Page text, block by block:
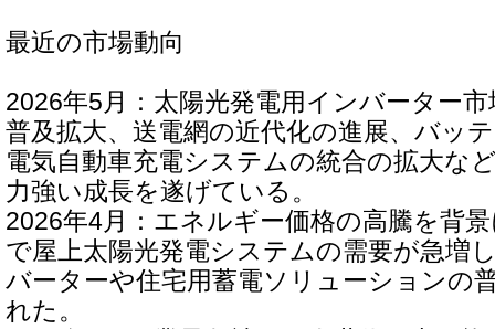
最近の市場動向
2026年5月：太陽光発電用インバーター
普及拡大、送電網の近代化の進展、バッ
電気自動車充電システムの統合の拡大な
力強い成長を遂げている。
2026年4月：エネルギー価格の高騰を背
で屋上太陽光発電システムの需要が急増
バーターや住宅用蓄電ソリューションの
れた。